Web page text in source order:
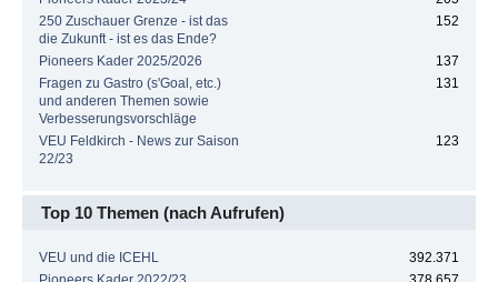
250 Zuschauer Grenze - ist das
die Zukunft - ist es das Ende?
152
Pioneers Kader 2025/2026
137
Fragen zu Gastro (s'Goal, etc.)
und anderen Themen sowie
Verbesserungsvorschläge
131
VEU Feldkirch - News zur Saison
22/23
123
Top 10 Themen (nach Aufrufen)
VEU und die ICEHL
392.371